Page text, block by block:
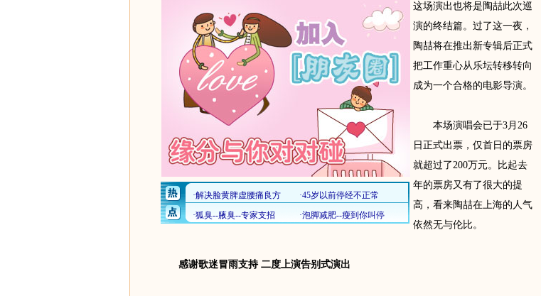
这场演出也将是陶喆此次巡
演的终结篇。过了这一夜，
陶喆将在推出新专辑后正式
把工作重心从乐坛转移转向
成为一个合格的电影导演。
本场演唱会已于3月26
日正式出票，仅首日的票房
就超过了200万元。比起去
年的票房又有了很大的提
高，看来陶喆在上海的人气
依然无与伦比。
感谢歌迷冒雨支持 二度上演告别式演出